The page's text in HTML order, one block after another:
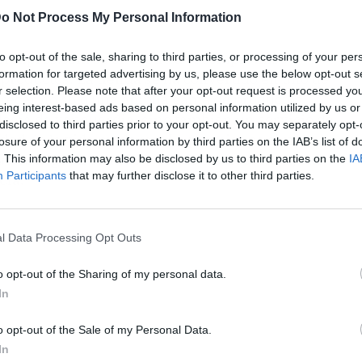
Not Process My Personal Information
opt-out of the sale, sharing to third parties, or processing of your
for targeted advertising by us, please use the below opt-out
selection. Please note that after your opt-out request is processed
interest-based ads based on personal information utilized by us
to third parties prior to your opt-out. You may separately
of your personal information by third parties on the IAB’s list of
This information may also be disclosed by us to third parties on the
Participants that may further disclose it to other third parties.
Data Processing Opt Outs
opt-out of the Sharing of my personal data.
opt-out of the Sale of my Personal Data.
se encuentra el compromiso
La tienda se ha convertido en uno de
no solo una amplia gama de productos,
de vanguardia, sino también un servicio de
de la vida moderna. La premisa es simple:
lleguen cuando y donde los necesiten,sin